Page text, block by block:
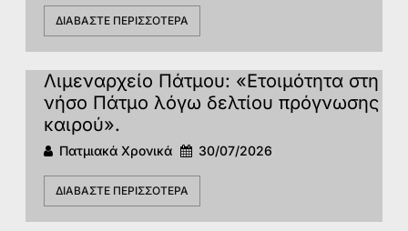
ΔΙΑΒΆΣΤΕ ΠΕΡΙΣΣΌΤΕΡΑ
Λιμεναρχείο Πάτμου: «Ετοιμότητα στη
νήσο Πάτμο λόγω δελτίου πρόγνωσης
καιρού».
Πατμιακά Χρονικά 30/07/2026
ΔΙΑΒΆΣΤΕ ΠΕΡΙΣΣΌΤΕΡΑ